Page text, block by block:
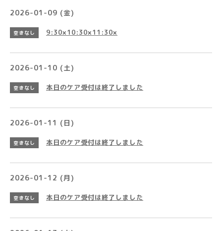
2026-01-09 (金)
空きなし 9:30×10:30×11:30×
2026-01-10 (土)
空きなし 本日のケア受付は終了しました
2026-01-11 (日)
空きなし 本日のケア受付は終了しました
2026-01-12 (月)
空きなし 本日のケア受付は終了しました